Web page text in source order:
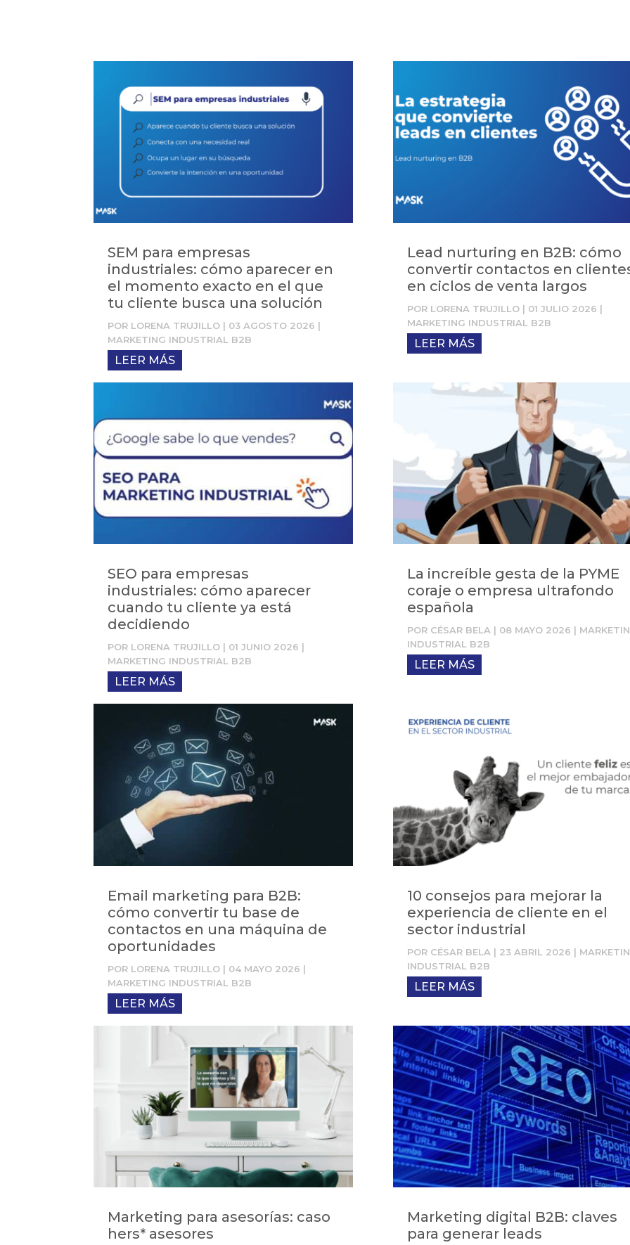
SEM para empresas
industriales: cómo aparecer en
el momento exacto en el que
tu cliente busca una solución
POR LORENA TRUJILLO | 03 AGOSTO 2026 |
MARKETING INDUSTRIAL B2B
LEER MÁS
SEO para empresas
industriales: cómo aparecer
cuando tu cliente ya está
decidiendo
POR LORENA TRUJILLO | 01 JUNIO 2026 |
MARKETING INDUSTRIAL B2B
LEER MÁS
Email marketing para B2B:
cómo convertir tu base de
contactos en una máquina de
oportunidades
POR LORENA TRUJILLO | 04 MAYO 2026 |
MARKETING INDUSTRIAL B2B
LEER MÁS
Marketing para asesorías: caso
hers* asesores
Lead nurturing en B2B: cómo
convertir contactos en
en ciclos de venta largos
POR LORENA TRUJILLO| 01 JULIO 2026 |
MARKETING INDUSTRIAL B2B
LEER MÁS
La increíble gesta de la PYME
coraje o empresa ultrafondo
española
POR CÉSAR BELA| 08 MAYO 2026 |
INDUSTRIAL B2B
LEER MÁS
10 consejos para mejorar la
experiencia de cliente en el
sector industrial
POR CÉSAR BELA | 23 ABRIL 2026 |
INDUSTRIAL B2B
LEER MÁS
Marketing digital B2B: claves
para generar leads